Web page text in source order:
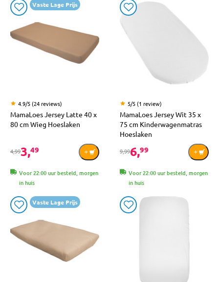
Vaste Lage Prijs
4.9/5 (24 reviews)
MamaLoes Jersey Latte 40 x
80 cm Wieg Hoeslaken
4,993,49
Voor 22:00 uur besteld, morgen
in huis
5/5 (1 review)
MamaLoes Jersey Wit 35 x
75 cm Kinderwagenmatras
Hoeslaken
9,996,99
Voor 22:00 uur besteld, morgen
in huis
Vaste Lage Prijs